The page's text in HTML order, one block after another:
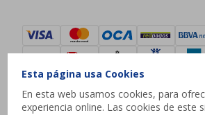
Esta página usa Cookies
En esta web usamos cookies, para
experiencia online. Las cookies de este
© Copyright 2026 / JYSK